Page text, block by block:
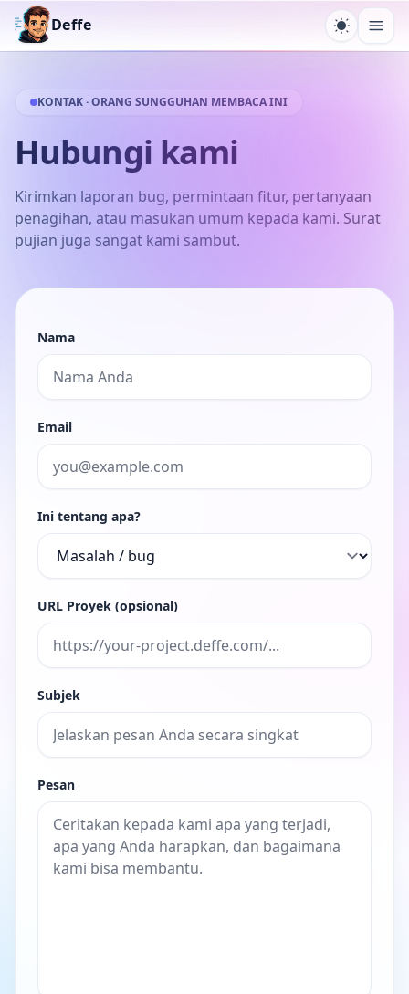
Deffe
Ganti
KONTAK · ORANG SUNGGUHAN MEMBACA INI
Hubungi kami
Kirimkan laporan bug, permintaan fitur, pertanyaan
penagihan, atau masukan umum kepada kami. Surat
pujian juga sangat kami sambut.
Nama
Email
Ini tentang apa?
URL Proyek (opsional)
Subjek
Pesan